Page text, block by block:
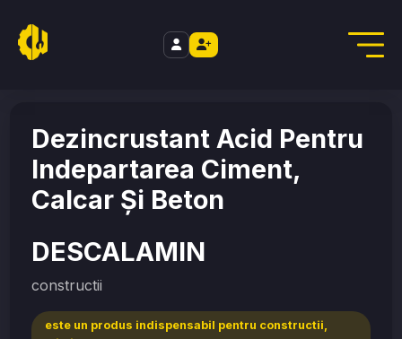
Dezincrustant Acid Pentru
Indepartarea Ciment,
Calcar Și Beton
DESCALAMIN
constructii
este un produs indispensabil pentru constructii,